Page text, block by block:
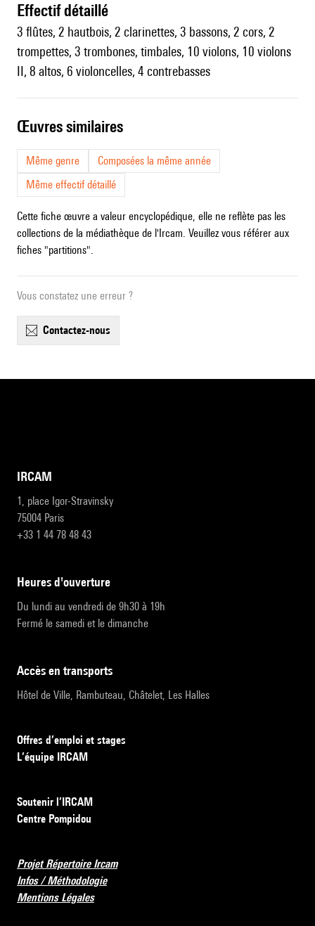
effectif détaillé
3 flûtes, 2 hautbois, 2 clarinettes, 3 bassons, 2 cors, 2
trompettes, 3 trombones, timbales, 10 violons, 10 violons
II, 8 altos, 6 violoncelles, 4 contrebasses
œuvres similaires
Même genre
Composées la même année
Même effectif détaillé
Cette fiche œuvre a valeur encyclopédique, elle ne reflète pas les
collections de la médiathèque de l'Ircam. Veuillez vous référer aux
fiches "partitions".
Vous constatez une erreur ?
contactez-nous
IRCAM
1, place Igor-Stravinsky
75004 Paris
+33 1 44 78 48 43
heures d'ouverture
Du lundi au vendredi de 9h30 à 19h
Fermé le samedi et le dimanche
accès en transports
Hôtel de Ville, Rambuteau, Châtelet, Les Halles
Offres d’emploi et stages
L’équipe IRCAM
Soutenir l’IRCAM
Centre Pompidou
Projet Répertoire Ircam
Infos / Méthodologie
Mentions Légales